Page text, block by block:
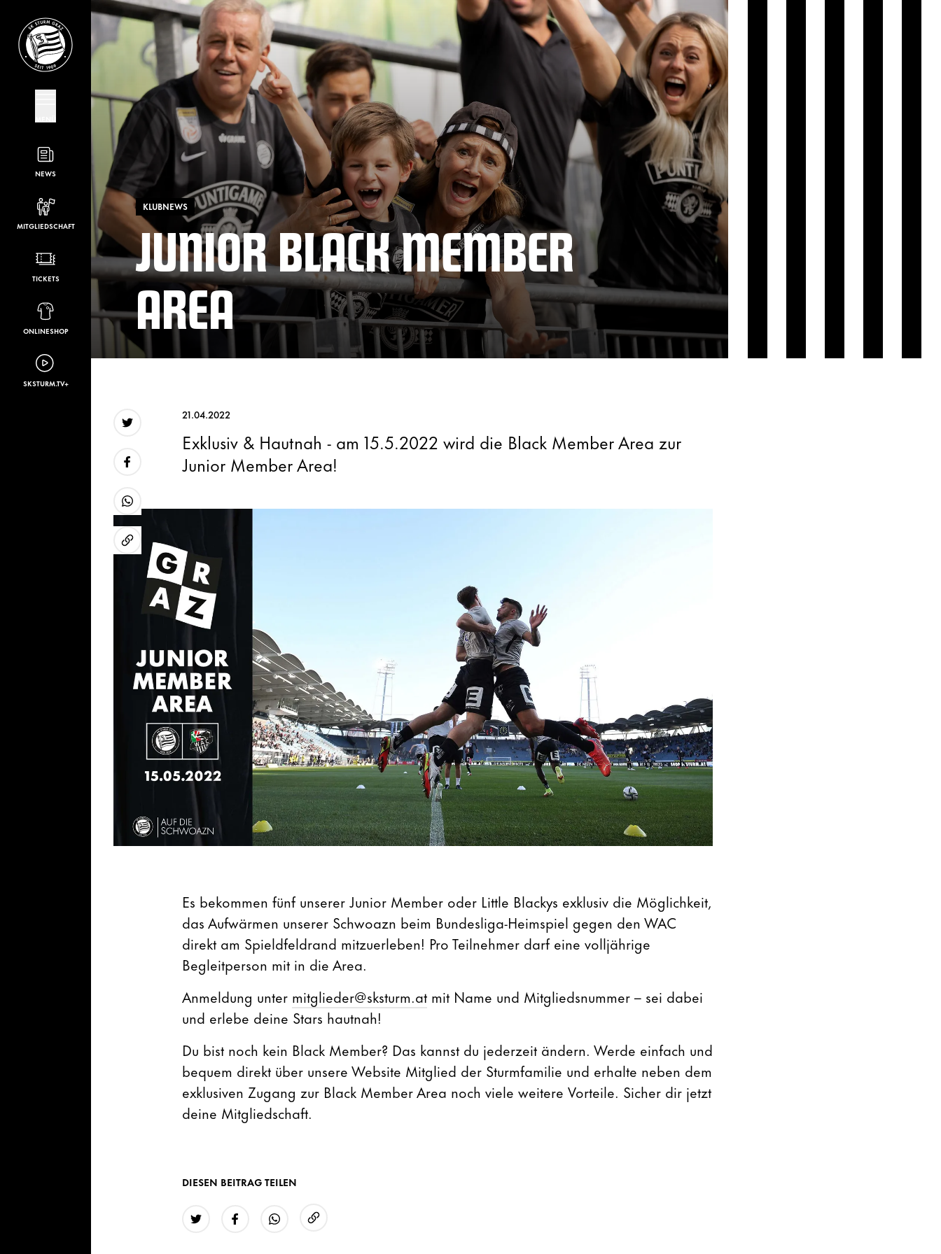
NEWS
MITGLIEDSCHAFT
TICKETS
ONLINESHOP
SKSTURM.TV+
KLUBNEWS
JUNIOR BLACK MEMBER
AREA
WhatsApp
URL kopieren
21.04.2022
Exklusiv & Hautnah - am 15.5.2022 wird die Black Member Area zur
Junior Member Area!
Es bekommen fünf unserer Junior Member oder Little Blackys exklusiv die Möglichkeit,
das Aufwärmen unserer Schwoazn beim Bundesliga-Heimspiel gegen den WAC
direkt am Spieldfeldrand mitzuerleben! Pro Teilnehmer darf eine volljährige
Begleitperson mit in die Area.
Anmeldung unter mitglieder@sksturm.atmit Name und Mitgliedsnummer – sei dabei
und erlebe deine Stars hautnah!
Du bist noch kein Black Member? Das kannst du jederzeit ändern. Werde einfach und
bequem direkt über unsere Website Mitglied der Sturmfamilie und erhalte neben dem
exklusiven Zugang zur Black Member Area noch viele weitere Vorteile. Sicher dir jetzt
deine Mitgliedschaft.
DIESEN BEITRAG TEILEN